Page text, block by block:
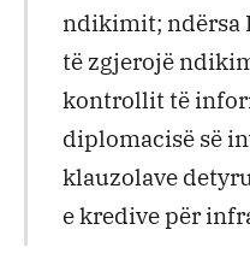
ndikimit; ndërsa
të zgjerojë
kontrollit të
diplomacisë së
klauzolave
e kredive për